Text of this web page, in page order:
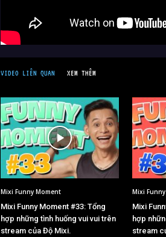
VIDEO LIÊN QUAN XEM THÊM
Mixi Funny Moment
Mixi Funny Moment #33: Tổng
hợp những tình huống vui vui trên
stream của Độ Mixi.
Mixi
Mixi
hợp
stream